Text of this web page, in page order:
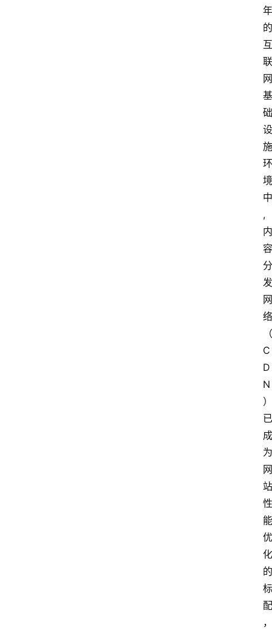
年
的
互
联
网
基
础
设
施
环
境
中
,
内
容
分
发
网
络
（
C
D
N
）
已
成
为
网
站
性
能
优
化
的
标
配
，